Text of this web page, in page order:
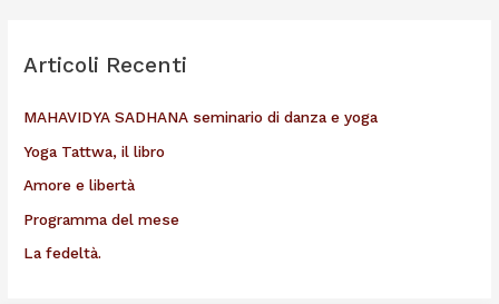
a
Articoli Recenti
MAHAVIDYA SADHANA seminario di danza e yoga
Yoga Tattwa, il libro
Amore e libertà
Programma del mese
La fedeltà.